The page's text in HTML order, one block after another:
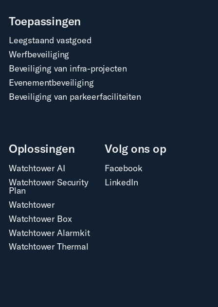
Toepassingen
Leegstaand vastgoed
Werfbeveiliging
Beveiliging van infra-projecten
Evenementbeveiliging
Beveiliging van parkeerfaciliteiten
Oplossingen
Watchtower AI
Watchtower Security
Plan
Watchtower
Watchtower Box
Watchtower Alarmkit
Watchtower Thermal
Volg ons op
Facebook
LinkedIn